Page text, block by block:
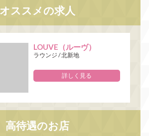
オススメの求人
LOUVE（ルーヴ）
ラウンジ /北新地
詳しく見る
高待遇のお店